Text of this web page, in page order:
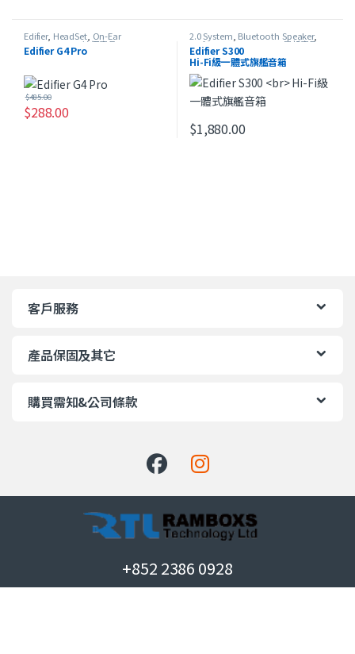
Edifier, HeadSet, On-Ear
Headphones 特價產品
Edifier G4 Pro
$288.00
$485.00
2.0 System, Bluetooth Speaker,
Edifier Home Theater 最新產品
Edifier S300
Hi-Fi級一體式旗艦音箱
$1,880.00
此產品有多種款式。 可在產品頁
客戶服務
產品保固及其它
購買需知&公司條款
+852 2386 0928